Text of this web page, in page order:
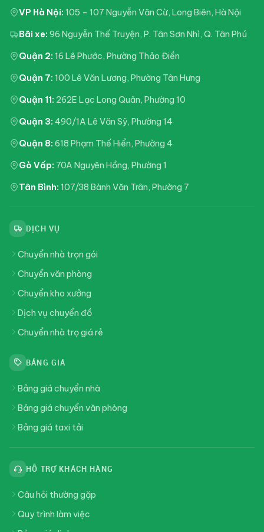
VP Hà Nội: 105 – 107 Nguyễn Văn Cừ, Long Biên, Hà Nội
Bãi xe: 96 Nguyễn Thế Truyện, P. Tân Sơn Nhì, Q. Tân Phú
Quận 2: 16 Lê Phước, Phường Thảo Điền
Quận 7: 100 Lê Văn Lương, Phường Tân Hưng
Quận 11: 262E Lạc Long Quân, Phường 10
Quận 3: 490/1A Lê Văn Sỹ, Phường 14
Quận 8: 618 Phạm Thế Hiển, Phường 4
Gò Vấp: 70A Nguyên Hồng, Phường 1
Tân Bình: 107/38 Bành Văn Trân, Phường 7
DỊCH VỤ
Chuyển nhà trọn gói
Chuyển văn phòng
Chuyển kho xưởng
Dịch vụ chuyển đồ
Chuyển nhà trọ giá rẻ
BẢNG GIÁ
Bảng giá chuyển nhà
Bảng giá chuyển văn phòng
Bảng giá taxi tải
HỖ TRỢ KHÁCH HÀNG
Câu hỏi thường gặp
Quy trình làm việc